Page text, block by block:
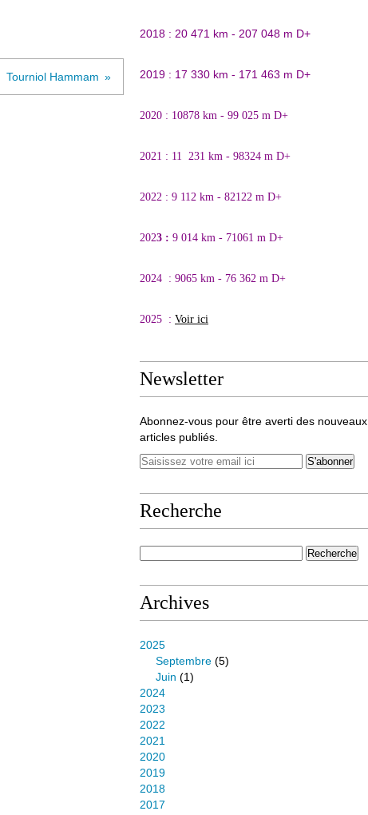
Tourniol Hammam
2018 : 20 471 km - 207 048 m D+
2019 : 17 330 km - 171 463 m D+
2020 : 10878 km - 99 025 m D+
2021 : 11 231 km - 98324 m D+
2022 : 9 112 km - 82122 m D+
2023 : 9 014 km - 71061 m D+
2024 : 9065 km - 76 362 m D+
2025 : Voir ici
Newsletter
Abonnez-vous pour être averti des nouveaux
articles publiés.
Recherche
Archives
2025
Septembre (5)
Juin (1)
2024
2023
2022
2021
2020
2019
2018
2017